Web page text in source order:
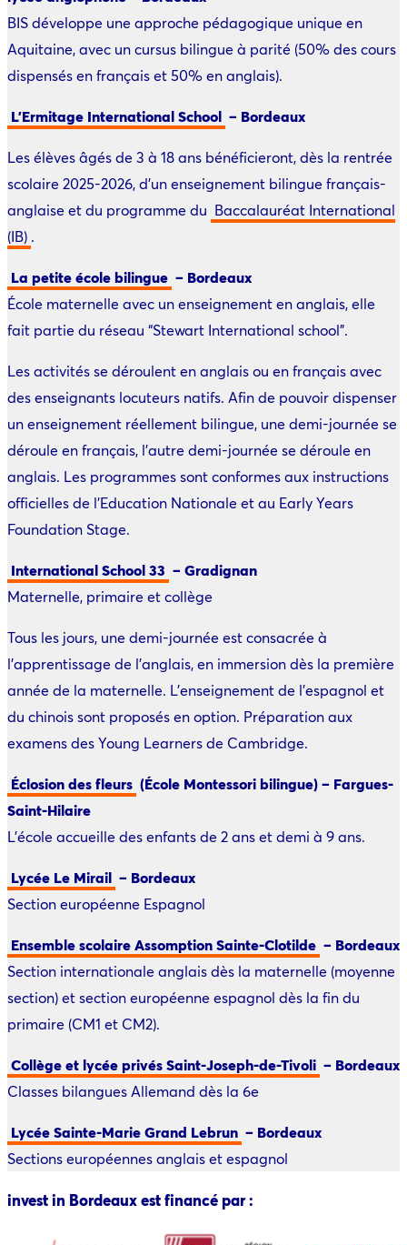
BIS développe une approche pédagogique unique en
Aquitaine, avec un cursus bilingue à parité (50% des cours
dispensés en français et 50% en anglais).
L’Ermitage International School – Bordeaux
Les élèves âgés de 3 à 18 ans bénéficieront, dès la rentrée
scolaire 2025-2026, d’un enseignement bilingue français-
anglaise et du programme du Baccalauréat International
(IB) .
La petite école bilingue – Bordeaux
École maternelle avec un enseignement en anglais, elle
fait partie du réseau “Stewart International school”.
Les activités se déroulent en anglais ou en français avec
des enseignants locuteurs natifs. Afin de pouvoir dispenser
un enseignement réellement bilingue, une demi-journée se
déroule en français, l’autre demi-journée se déroule en
anglais. Les programmes sont conformes aux instructions
officielles de l’Education Nationale et au Early Years
Foundation Stage.
International School 33 – Gradignan
Maternelle, primaire et collège
Tous les jours, une demi-journée est consacrée à
l’apprentissage de l’anglais, en immersion dès la première
année de la maternelle. L’enseignement de l’espagnol et
du chinois sont proposés en option. Préparation aux
examens des Young Learners de Cambridge.
Éclosion des fleurs (École Montessori bilingue) – Fargues-
Saint-Hilaire
L’école accueille des enfants de 2 ans et demi à 9 ans.
Lycée Le Mirail – Bordeaux
Section européenne Espagnol
Ensemble scolaire Assomption Sainte-Clotilde – Bordeaux
Section internationale anglais dès la maternelle (moyenne
section) et section européenne espagnol dès la fin du
primaire (CM1 et CM2).
Collège et lycée privés Saint-Joseph-de-Tivoli – Bordeaux
Classes bilangues Allemand dès la 6e
Lycée Sainte-Marie Grand Lebrun – Bordeaux
Sections européennes anglais et espagnol
invest in Bordeaux est financé par :